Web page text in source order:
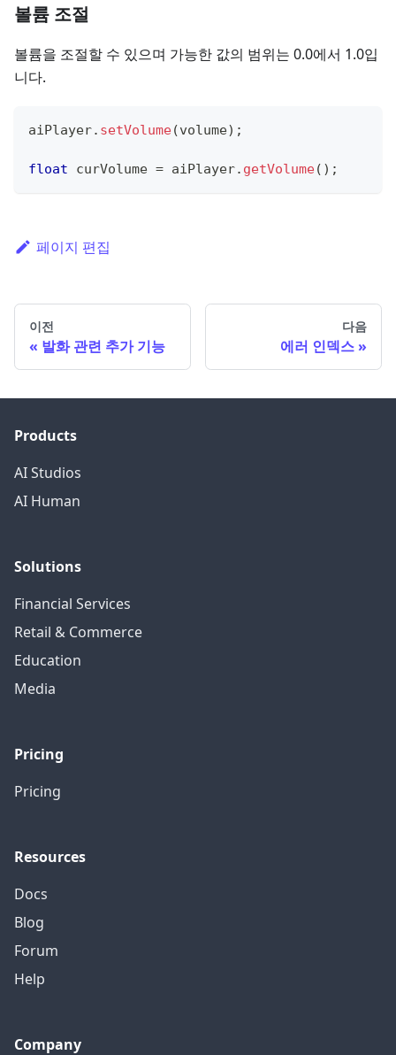
볼륨 조절
볼륨을 조절할 수 있으며 가능한 값의 범위는 0.0에서 1.0입
니다.
aiPlayer. setVolume(volume) ;
float curVolume = aiPlayer. getVolume( ) ;
페이지 편집
이전
발화 관련 추가 기능
다음
에러 인덱스
Products
AI Studios
AI Human
Solutions
Financial Services
Retail & Commerce
Education
Media
Pricing
Pricing
Resources
Docs
Blog
Forum
Help
Company